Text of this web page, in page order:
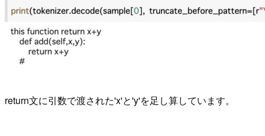
return文に引数で渡された'x'と'y'を足し算しています。